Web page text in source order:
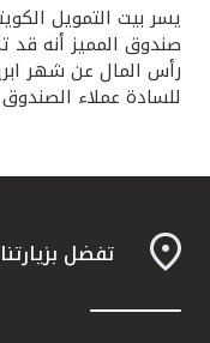
القنوات
أدوات وخدمات
خدمات ما بعد
اتصل بنا
يسر بيت التمويل
للسادة عملاء الصندوق بتاريخ 28
تفضل بزيارتنا